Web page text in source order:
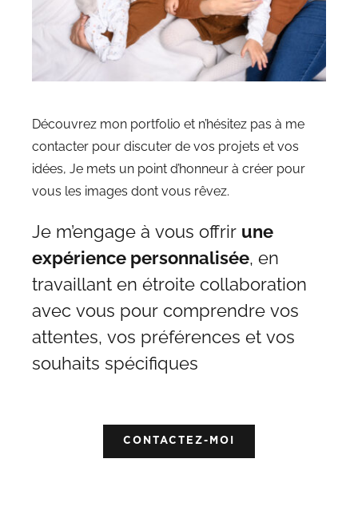
Découvrez mon portfolio et n’hésitez pas à me
contacter pour discuter de vos projets et vos
idées, Je mets un point d’honneur à créer pour
vous les images dont vous rêvez.
Je m’engage à vous offrir une
expérience personnalisée, en
travaillant en étroite collaboration
avec vous pour comprendre vos
attentes, vos préférences et vos
souhaits spécifiques
CONTACTEZ-MOI